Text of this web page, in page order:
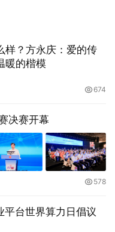
样？方永庆：爱的传
暖的楷模
674
决赛开幕
578
平台世界算力日倡议